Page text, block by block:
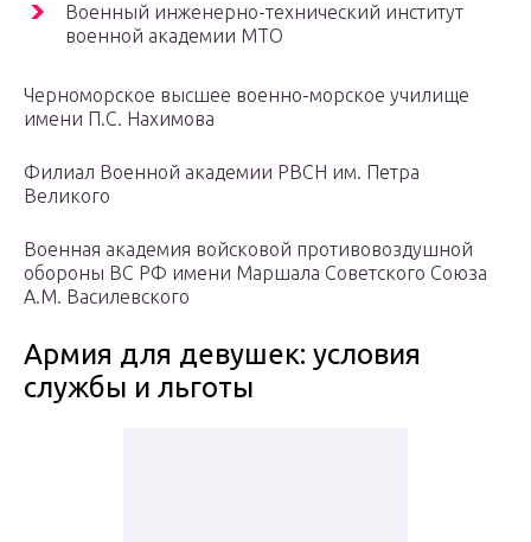
Военный инженерно-технический институт
военной академии МТО
Черноморское высшее военно-морское училище
имени П.С. Нахимова
Филиал Военной академии РВСН им. Петра
Великого
Военная академия войсковой противовоздушной
обороны ВС РФ имени Маршала Советского Союза
А.М. Василевского
Армия для девушек: условия
службы и льготы